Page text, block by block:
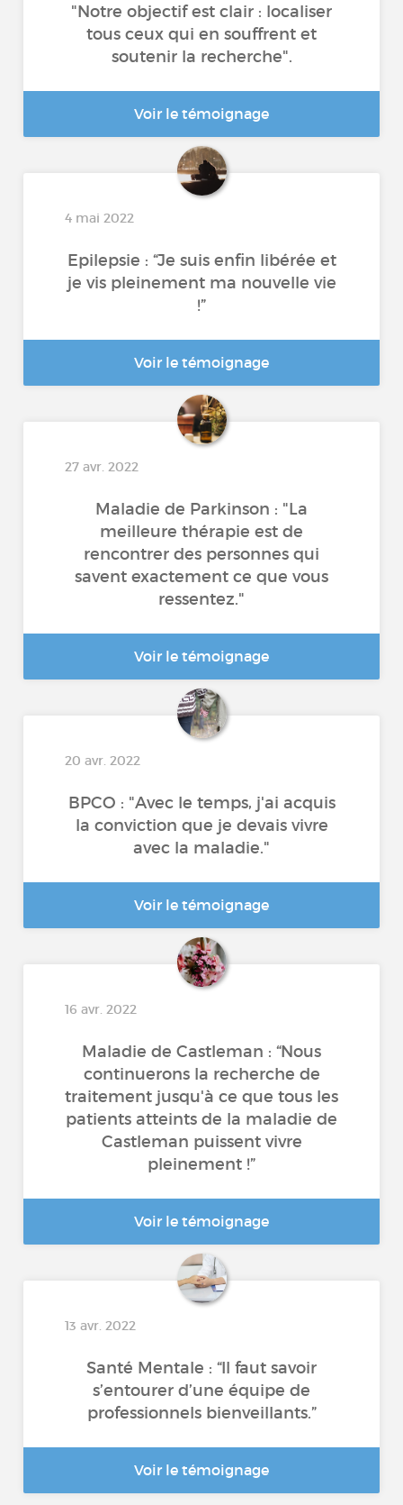
"Notre objectif est clair : localiser
tous ceux qui en souffrent et
soutenir la recherche".
Voir le témoignage
4 mai 2022
Epilepsie : “Je suis enfin libérée et
je vis pleinement ma nouvelle vie
!”
Voir le témoignage
27 avr. 2022
Maladie de Parkinson : "La
meilleure thérapie est de
rencontrer des personnes qui
savent exactement ce que vous
ressentez."
Voir le témoignage
20 avr. 2022
BPCO : "Avec le temps, j'ai acquis
la conviction que je devais vivre
avec la maladie."
Voir le témoignage
16 avr. 2022
Maladie de Castleman : “Nous
continuerons la recherche de
traitement jusqu'à ce que tous les
patients atteints de la maladie de
Castleman puissent vivre
pleinement !”
Voir le témoignage
13 avr. 2022
Santé Mentale : “Il faut savoir
s’entourer d’une équipe de
professionnels bienveillants.”
Voir le témoignage